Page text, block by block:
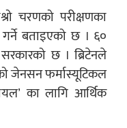
चरणको परीक्षणका
गर्ने बताइएको छ । ६०
छ । ब्रिटेनले
जेनसन फर्मास्यूटिकल
का लागि आर्थिक